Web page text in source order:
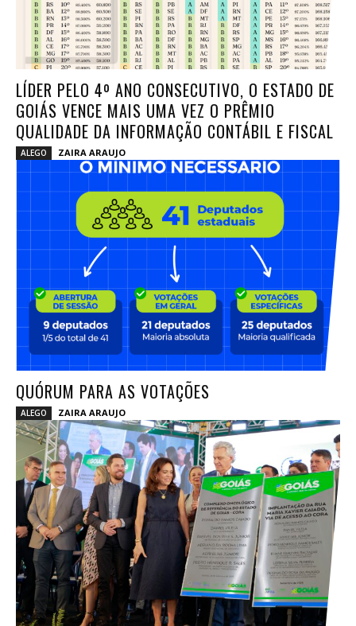
LÍDER PELO 4º ANO CONSECUTIVO, O ESTADO DE
GOIÁS VENCE MAIS UMA VEZ O PRÊMIO
QUALIDADE DA INFORMAÇÃO CONTÁBIL E FISCAL
ALEGO ZAIRA ARAUJO
QUÓRUM PARA AS VOTAÇÕES
ALEGO ZAIRA ARAUJO